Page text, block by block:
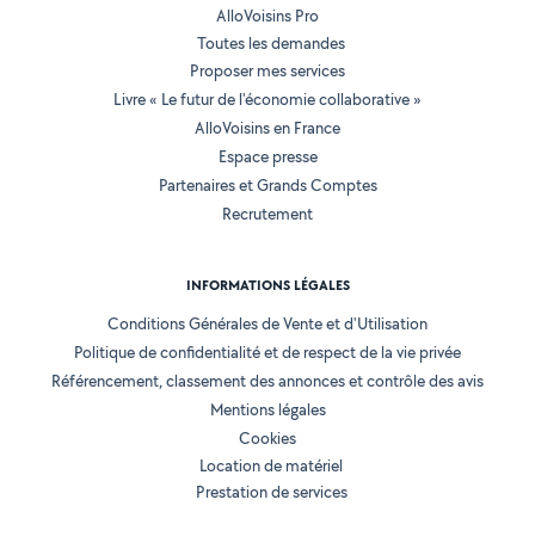
AlloVoisins Pro
Toutes les demandes
Proposer mes services
Livre « Le futur de l'économie collaborative »
AlloVoisins en France
Espace presse
Partenaires et Grands Comptes
Recrutement
INFORMATIONS LÉGALES
Conditions Générales de Vente et d'Utilisation
Politique de confidentialité et de respect de la vie privée
Référencement, classement des annonces et contrôle des avis
Mentions légales
Cookies
Location de matériel
Prestation de services